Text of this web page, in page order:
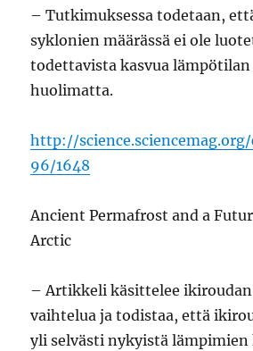
– Tutkimuksessa todetaan,
syklonien määrässä ei ole
todettavista kasvua lämpötilan
huolimatta.
http://
96/1648
Ancient Permafrost and a
Arctic
– Artikkeli käsittelee
vaihtelua ja todistaa, että
yli selvästi nykyistä lämpimien